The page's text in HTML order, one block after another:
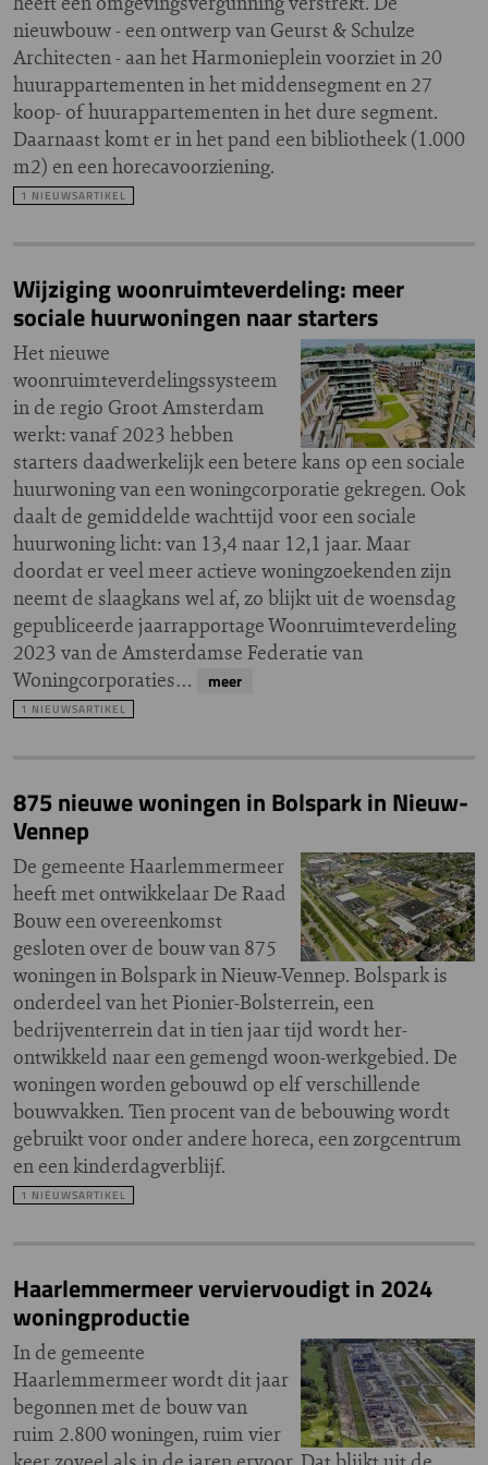
nieuwbouw - een ontwerp van Geurst & Schulze
Architecten - aan het Harmonieplein voorziet in 20
huurappartementen in het middensegment en 27
koop- of huurappartementen in het dure segment.
Daarnaast komt er in het pand een bibliotheek (1.000
m2) en een horecavoorziening.
1 NIEUWSARTIKEL
Wijziging woonruimteverdeling: meer
sociale huurwoningen naar starters
Het nieuwe
woonruimteverdelingssysteem
in de regio Groot Amsterdam
werkt: vanaf 2023 hebben
starters daadwerkelijk een betere kans op een sociale
huurwoning van een woningcorporatie gekregen. Ook
daalt de gemiddelde wachttijd voor een sociale
huurwoning licht: van 13,4 naar 12,1 jaar. Maar
doordat er veel meer actieve woningzoekenden zijn
neemt de slaagkans wel af, zo blijkt uit de woensdag
gepubliceerde jaarrapportage Woonruimteverdeling
2023 van de Amsterdamse Federatie van
Woningcorporaties…
meer
1 NIEUWSARTIKEL
875 nieuwe woningen in Bolspark in Nieuw-
Vennep
De gemeente Haarlemmermeer
heeft met ontwikkelaar De Raad
Bouw een overeenkomst
gesloten over de bouw van 875
woningen in Bolspark in Nieuw-Vennep. Bolspark is
onderdeel van het Pionier-Bolsterrein, een
bedrijventerrein dat in tien jaar tijd wordt her-
ontwikkeld naar een gemengd woon-werkgebied. De
woningen worden gebouwd op elf verschillende
bouwvakken. Tien procent van de bebouwing wordt
gebruikt voor onder andere horeca, een zorgcentrum
en een kinderdagverblijf.
1 NIEUWSARTIKEL
Haarlemmermeer verviervoudigt in 2024
woningproductie
In de gemeente
Haarlemmermeer wordt dit jaar
begonnen met de bouw van
ruim 2.800 woningen, ruim vier